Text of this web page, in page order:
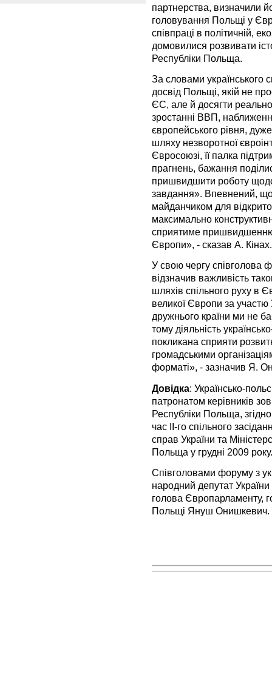
партнерства, визначили
головування Польщі у
співпраці в політичній,
домовилися розвивати
Республіки Польща.
За словами українського
досвід Польщі, якій не
ЄС, але й досягти
зростанні ВВП,
європейського рівня, дуже
шляху незворотної
Євросоюзі, її палка
прагнень, бажання
пришвидшити роботу
завдання». Впевнений,
майданчиком для
максимально
сприятиме
Європи», - сказав А. Кінах.
У свою чергу
відзначив важливість
шляхів спільного руху в
великої Європи за участю
дружнього країни ми не
тому діяльність
покликана сприяти
громадськими
форматі», - зазначив Я.
Довідка: Українсько-
патронатом керівників
Республіки Польща,
час ІІ-го спільного
справ України та
Польща у грудні 2009 року.
Співголовами форуму з
народний депутат України
голова Європарламенту,
Польщі Януш Онишкевич.